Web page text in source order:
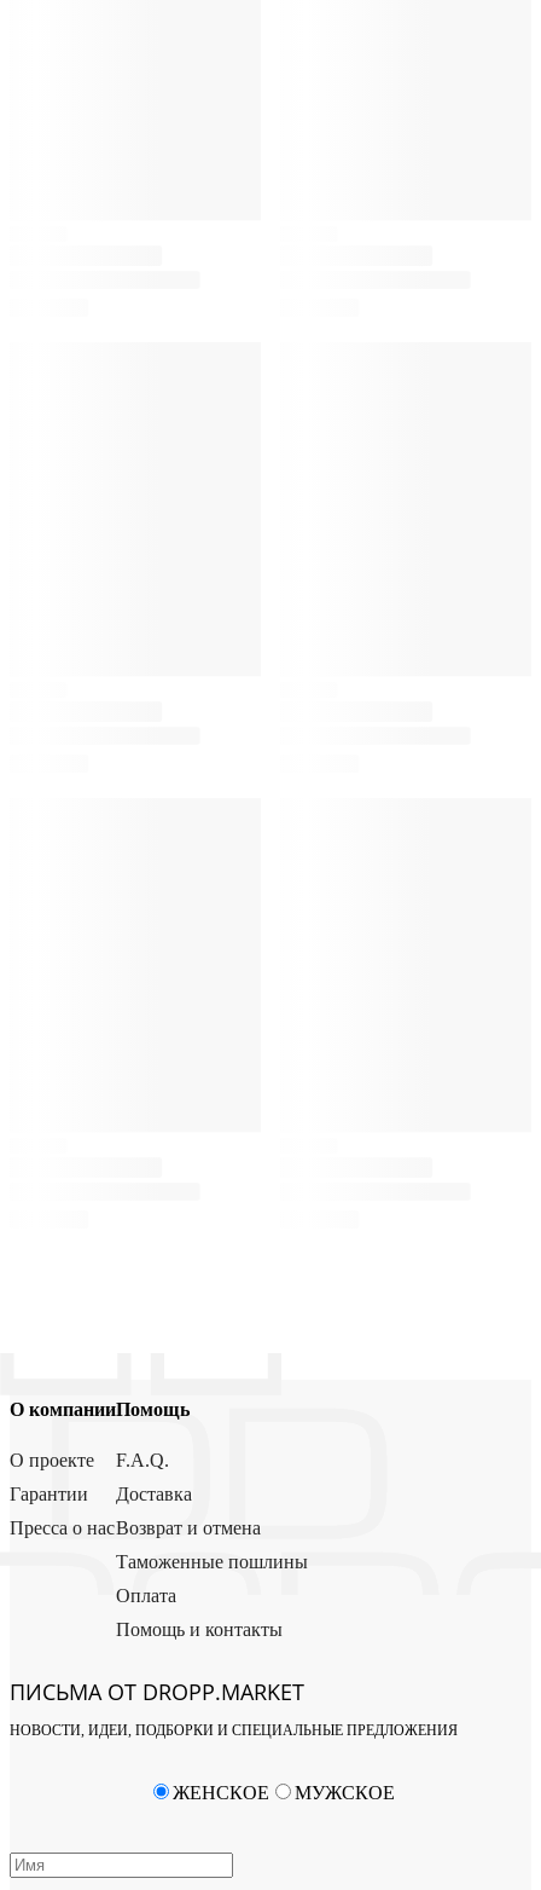
О компании
О проекте
Гарантии
Пресса о нас
Помощь
F.A.Q.
Доставка
Возврат и отмена
Таможенные пошлины
Оплата
Помощь и контакты
ПИСЬМА ОТ DROPP.MARKET
НОВОСТИ, ИДЕИ, ПОДБОРКИ И СПЕЦИАЛЬНЫЕ ПРЕДЛОЖЕНИЯ
ЖЕНСКОЕ МУЖСКОЕ